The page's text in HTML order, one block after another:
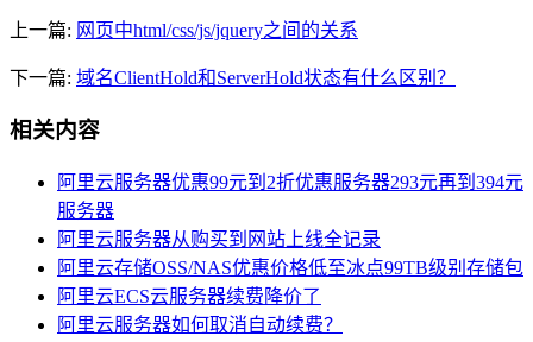
上一篇: 网页中html/css/js/jquery之间的关系
下一篇: 域名ClientHold和ServerHold状态有什么区别？
相关内容
阿里云服务器优惠99元到2折优惠服务器293元再到394元
服务器
阿里云服务器从购买到网站上线全记录
阿里云存储OSS/NAS优惠价格低至冰点99TB级别存储包
阿里云ECS云服务器续费降价了
阿里云服务器如何取消自动续费？